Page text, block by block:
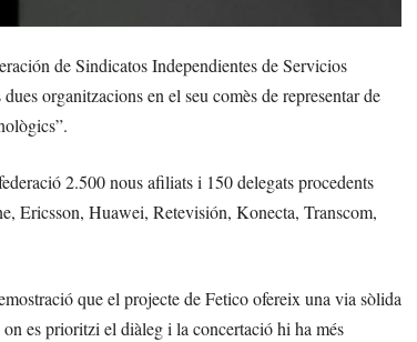
de Sindicatos Independientes de Servicios
organitzacions en el seu comès de representar de
2.500 nous afiliats i 150 delegats procedents
Ericsson, Huawei, Retevisión, Konecta, Transcom,
que el projecte de Fetico ofereix una via sòlida
es prioritzi el diàleg i la concertació hi ha més